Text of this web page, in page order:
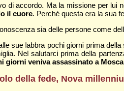
di accordo. Ma la missione per lui
il cuore. Perché questa era la sua
sia delle persone come
sue labbra pochi giorni prima
Nel salutarci prima della
giorni veniva assassinato a
della fede, Nova